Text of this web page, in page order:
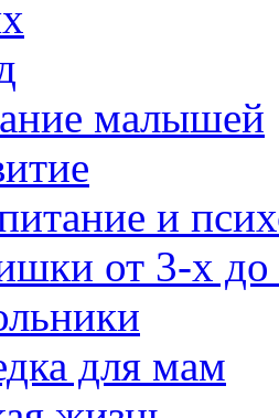
малышей
и
от 3-х
для мам